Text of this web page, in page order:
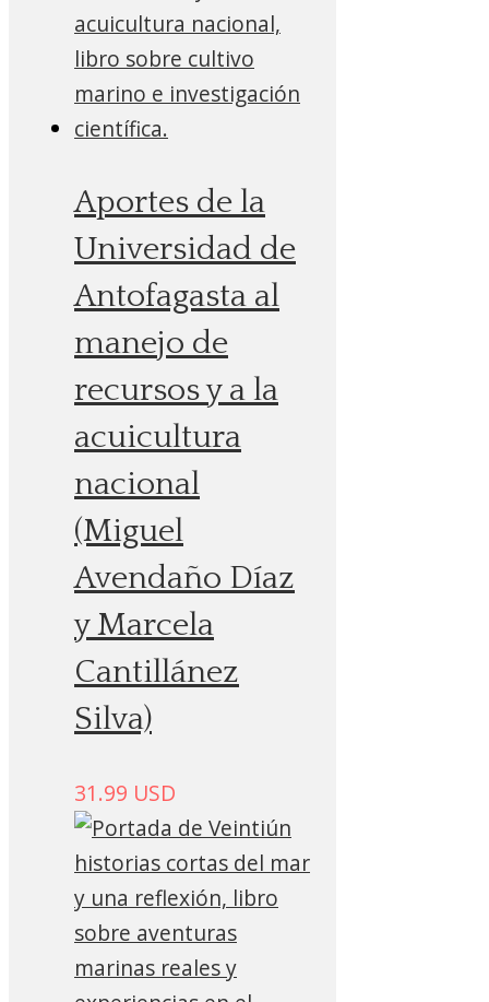
Aportes de la
Universidad de
Antofagasta al
manejo de
recursos y a la
acuicultura
nacional
(Miguel
Avendaño Díaz
y Marcela
Cantillánez
Silva)
31.99 USD